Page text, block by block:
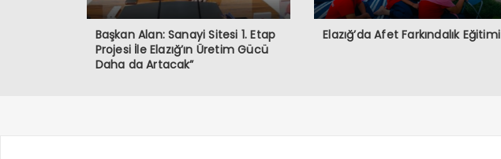
Başkan Alan: Sanayi Sitesi 1. Etap
Projesi İle Elazığ’ın Üretim Gücü
Daha da Artacak”
Elazığ’da Afet Farkındalık Eğitimi